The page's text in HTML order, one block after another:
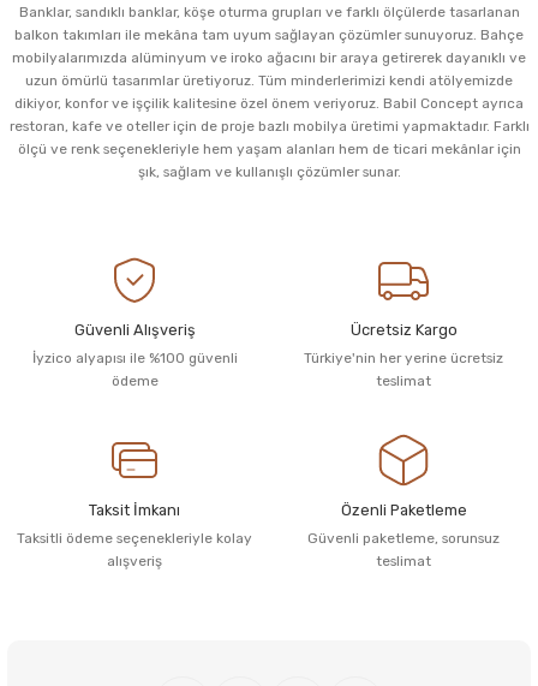
Banklar, sandıklı banklar, köşe oturma grupları ve farklı ölçülerde tasarlanan
balkon takımları ile mekâna tam uyum sağlayan çözümler sunuyoruz. Bahçe
mobilyalarımızda alüminyum ve iroko ağacını bir araya getirerek dayanıklı ve
uzun ömürlü tasarımlar üretiyoruz. Tüm minderlerimizi kendi atölyemizde
dikiyor, konfor ve işçilik kalitesine özel önem veriyoruz. Babil Concept ayrıca
restoran, kafe ve oteller için de proje bazlı mobilya üretimi yapmaktadır. Farklı
ölçü ve renk seçenekleriyle hem yaşam alanları hem de ticari mekânlar için
şık, sağlam ve kullanışlı çözümler sunar.
Güvenli Alışveriş
İyzico alyapısı ile %100 güvenli
ödeme
Ücretsiz Kargo
Türkiye'nin her yerine ücretsiz
teslimat
Taksit İmkanı
Taksitli ödeme seçenekleriyle kolay
alışveriş
Özenli Paketleme
Güvenli paketleme, sorunsuz
teslimat